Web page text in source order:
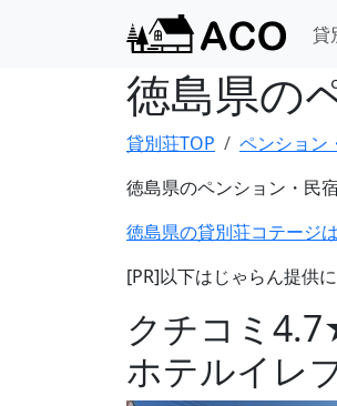
貸
徳島県の
貸別荘TOP ペンション
徳島県のペンション・民
徳島県の貸別荘コテージ
[PR]以下はじゃらん提供
クチコミ
ホテルイレ